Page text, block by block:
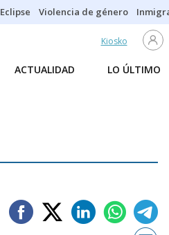
Eclipse Violencia de género
Kiosko
ACTUALIDAD LO ÚLTIMO